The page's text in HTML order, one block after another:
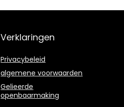
Verklaringen
Privacybeleid
algemene voorwaarden
Gelieerde
openbaarmaking